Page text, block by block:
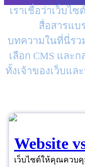
เราเชื่อว่าเว็บไ
สื่อสารแบ
บทความในที่นี่รว
เลือก CMS และ
ทั้งเจ้าของเว็บแ
Website
เว็บไซต์ให้คุณควบ